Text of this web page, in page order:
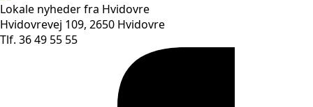
Lokale nyheder fra Hvidovre
Hvidovrevej 109, 2650 Hvidovre
Tlf. 36 49 55 55